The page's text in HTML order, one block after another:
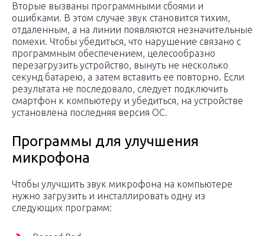
Вторые вызваны программными сбоями и
ошибками. В этом случае звук становится тихим,
отдаленным, а на линии появляются незначительные
помехи. Чтобы убедиться, что нарушение связано с
программным обеспечением, целесообразно
перезагрузить устройство, вынуть не несколько
секунд батарею, а затем вставить ее повторно. Если
результата не последовало, следует подключить
смартфон к компьютеру и убедиться, на устройстве
установлена последняя версия ОС.
Программы для улучшения
микрофона
Чтобы улучшить звук микрофона на компьютере
нужно загрузить и инсталлировать одну из
следующих программ: